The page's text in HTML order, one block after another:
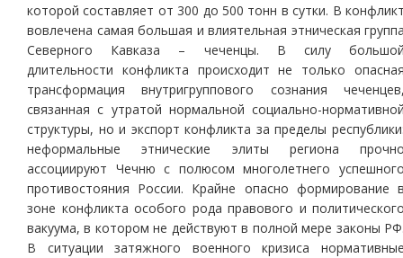
которой составляет от 300 до 500 тонн в сутки. В
вовлечена самая большая и влиятельная этническая
Северного Кавказа – чеченцы. В силу
длительности конфликта происходит не только
трансформация внутригруппового сознания
связанная с утратой нормальной социально-
структуры, но и экспорт конфликта за пределы
неформальные этнические элиты региона
ассоциируют Чечню с полюсом многолетнего
противостояния России. Крайне опасно формирование
зоне конфликта особого рода правового и
вакуума, в котором не действуют в полной мере законы
В ситуации затяжного военного кризиса